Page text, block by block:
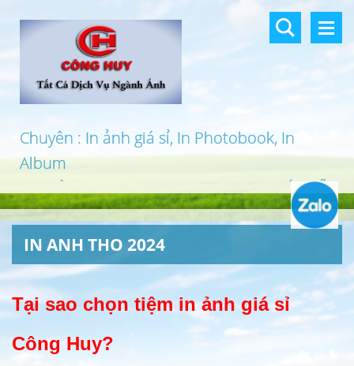
Chuyên : In ảnh giá sỉ, In Photobook, In
Album
In khổ lớn, In UV 3D, In Canvas, In PP, Ép Gỗ
…
IN ANH THO 2024
Tại sao chọn tiệm in ảnh giá sỉ
Công Huy?